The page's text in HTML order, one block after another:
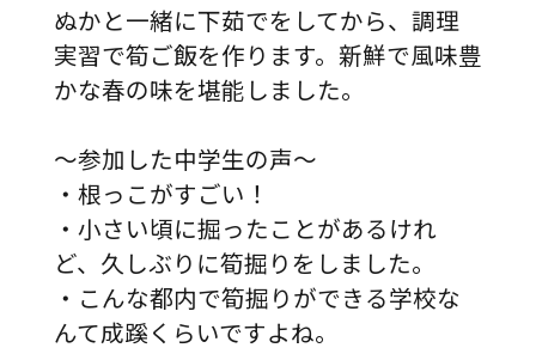
ぬかと一緒に下茹でをしてから、調理
実習で筍ご飯を作ります。新鮮で風味豊
かな春の味を堪能しました。
〜参加した中学生の声〜
・根っこがすごい！
・小さい頃に掘ったことがあるけれ
ど、久しぶりに筍掘りをしました。
・こんな都内で筍掘りができる学校な
んて成蹊くらいですよね。